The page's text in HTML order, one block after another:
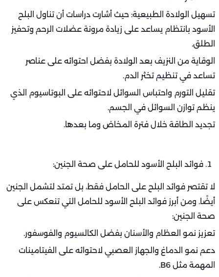
تسهيل الولادة الطبيعية: حيث أشارت دراسات أن تناول البلح
الأسود بانتظام يساعد على زيادة مرونة عضلات الرحم وتحفيز
الطلق.
الوقاية من النزيف بعد الولادة بفضل احتوائه على عناصر
تساعد في تنظيم تخثر الدم.
تقليل التورم واحتباس السوائل لاحتوائه على البوتاسيوم الذي
ينظم توازن السوائل في الجسم.
تجديد الطاقة خلال فترة المخاض وما بعدها.
فوائد البلح الأسود للحامل على صحة الجنين:
لا تقتصر فوائد البلح على الحامل فقط، بل تمتد لتشمل الجنين
أيضًا. ومن أبرز فوائد البلح الأسود للحامل التي تنعكس على
صحة الجنين:
تعزيز نمو العظام والأسنان بفضل الكالسيوم والفوسفور.
دعم نمو الدماغ والجهاز العصبي لاحتوائه على الفيتامينات
المهمة مثل B6.